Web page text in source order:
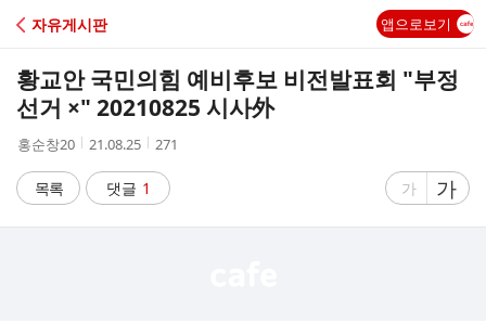
C
A
자유게시판 앱으로보기
황교안 국민의힘 예비후보 비전발표회 "부정
선거 ×" 20210825 시사外
작
자
홍순창20
작
시
간
21.08.25
조
수
271
목록 댓글 1
글
가
글
자
가